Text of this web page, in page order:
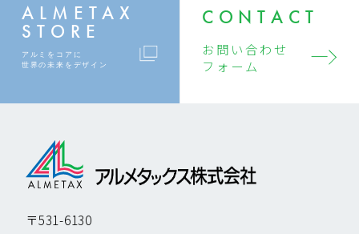
ALMETAX
STORE
アルミをコアに
世界の未来をデザイン
CONTACT
お問い合わせ
フォーム
〒531-6130